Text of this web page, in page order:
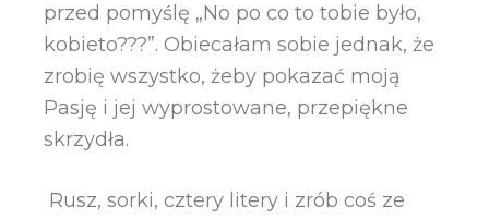
przed pomyślę „No po co to tobie było,
kobieto???”. Obiecałam sobie jednak, że
zrobię wszystko, żeby pokazać moją
Pasję i jej wyprostowane, przepiękne
skrzydła.
Rusz, sorki, cztery litery i zrób coś ze